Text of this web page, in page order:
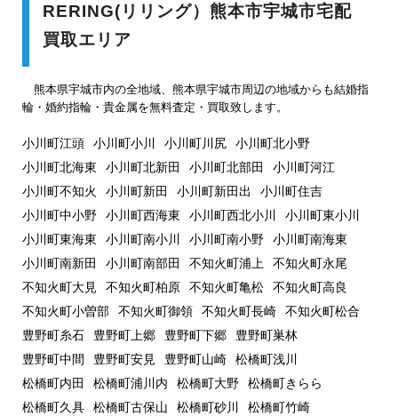
RERING(リリング）熊本市宇城市宅配
買取エリア
熊本県宇城市内の全地域、熊本県宇城市周辺の地域からも結婚指
輪・婚約指輪・貴金属を無料査定・買取致します。
小川町江頭 小川町小川 小川町川尻
小川町北小野
小川町北海東
小川町北新田 小川町北部田
小川町河江
小川町不知火
小川町新田 小川町新田出
小川町住吉
小川町中小野
小川町西海東 小川町西北小川
小川町東小川
小川町東海東
小川町南小川 小川町南小野
小川町南海東
小川町南新田
小川町南部田 不知火町浦上
不知火町永尾
不知火町大見
不知火町柏原 不知火町亀松
不知火町高良
不知火町小曽部
不知火町御領 不知火町長崎
不知火町松合
豊野町糸石
豊野町上郷 豊野町下郷
豊野町巣林
豊野町中間
豊野町安見 豊野町山崎
松橋町浅川
松橋町内田
松橋町浦川内 松橋町大野
松橋町きらら
松橋町久具
松橋町古保山 松橋町砂川
松橋町竹崎